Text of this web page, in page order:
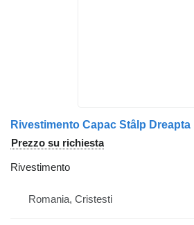
Prezzo su richiesta
Rivestimento
Romania, Cristesti